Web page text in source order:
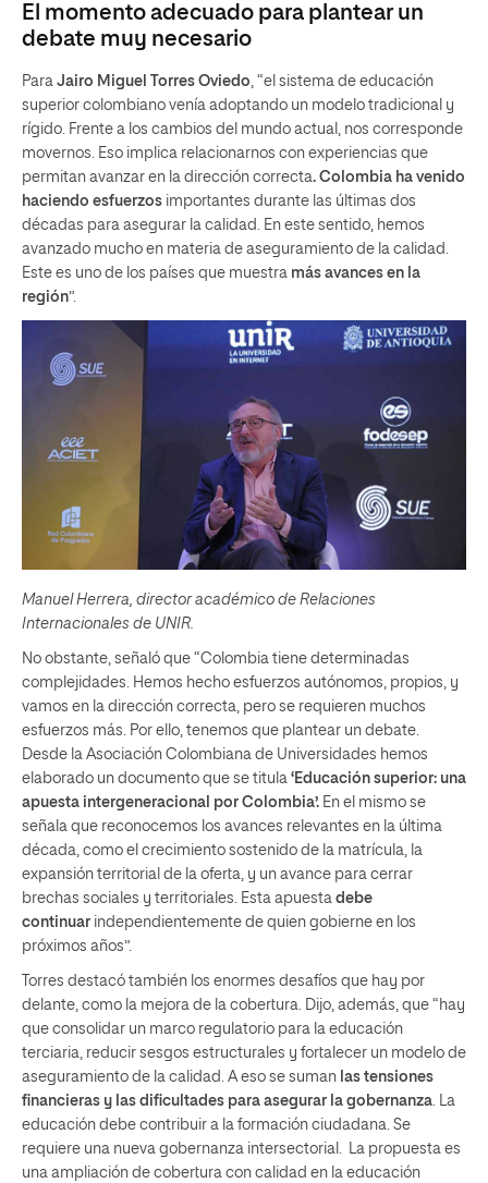
El momento adecuado para plantear un
debate muy necesario
Para Jairo Miguel Torres Oviedo, “el sistema de educación
superior colombiano venía adoptando un modelo tradicional y
rígido. Frente a los cambios del mundo actual, nos corresponde
movernos. Eso implica relacionarnos con experiencias que
permitan avanzar en la dirección correcta. Colombia ha venido
haciendo esfuerzos importantes durante las últimas dos
décadas para asegurar la calidad. En este sentido, hemos
avanzado mucho en materia de aseguramiento de la calidad.
Este es uno de los países que muestra más avances en la
región”.
Manuel Herrera, director académico de Relaciones
Internacionales de UNIR.
No obstante, señaló que “Colombia tiene determinadas
complejidades. Hemos hecho esfuerzos autónomos, propios, y
vamos en la dirección correcta, pero se requieren muchos
esfuerzos más. Por ello, tenemos que plantear un debate.
Desde la Asociación Colombiana de Universidades hemos
elaborado un documento que se titula ‘Educación superior: una
apuesta intergeneracional por Colombia’. En el mismo se
señala que reconocemos los avances relevantes en la última
década, como el crecimiento sostenido de la matrícula, la
expansión territorial de la oferta, y un avance para cerrar
brechas sociales y territoriales. Esta apuesta debe
continuar independientemente de quien gobierne en los
próximos años”.
Torres destacó también los enormes desafíos que hay por
delante, como la mejora de la cobertura. Dijo, además, que “hay
que consolidar un marco regulatorio para la educación
terciaria, reducir sesgos estructurales y fortalecer un modelo de
aseguramiento de la calidad. A eso se suman las tensiones
financieras y las dificultades para asegurar la gobernanza. La
educación debe contribuir a la formación ciudadana. Se
requiere una nueva gobernanza intersectorial. La propuesta es
una ampliación de cobertura con calidad en la educación